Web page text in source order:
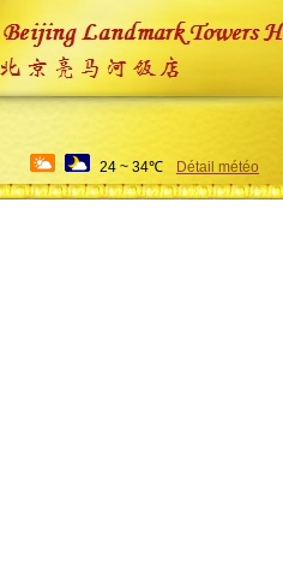
24 ~ 34℃
Détail météo